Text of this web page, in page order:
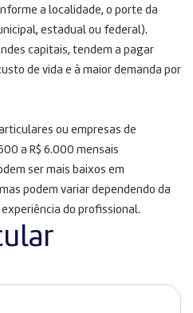
a localidade, o porte da
estadual ou federal).
capitais, tendem a pagar
de vida e à maior demanda por
ou empresas de
a R$ 6.000 mensais
ser mais baixos em
podem variar dependendo da
do profissional.